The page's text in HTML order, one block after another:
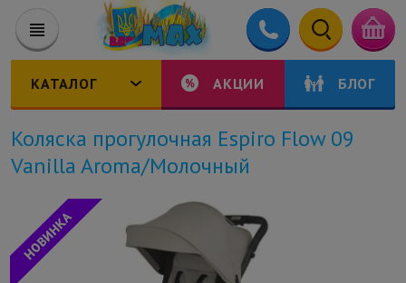
КАТАЛОГ АКЦИИ БЛОГ
Коляска прогулочная Espiro Flow 09
Vanilla Aroma/Молочный